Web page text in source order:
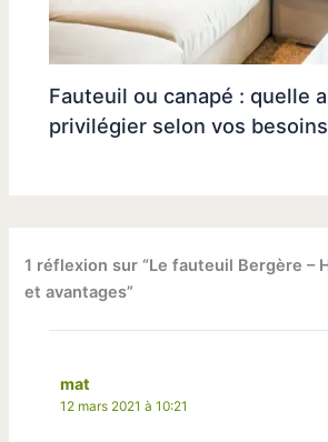
Fauteuil ou canapé : quelle
privilégier selon vos
1 réflexion sur “Le fauteuil Bergère –
et avantages”
mat
12 mars 2021 à 10:21